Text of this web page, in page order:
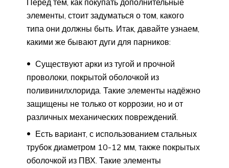
Перед тем, как покупать дополнительные
элементы, стоит задуматься о том, какого
типа они должны быть. Итак, давайте узнаем,
какими же бывают дуги для парников:
Существуют арки из тугой и прочной
проволоки, покрытой оболочкой из
поливинилхлорида. Такие элементы надёжно
защищены не только от коррозии, но и от
различных механических повреждений.
Есть вариант, с использованием стальных
трубок диаметром 10-12 мм, также покрытых
оболочкой из ПВХ. Такие элементы